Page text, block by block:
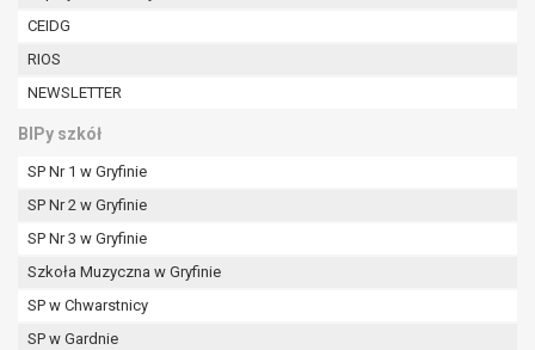
CEIDG
RIOS
NEWSLETTER
BIPy szkół
SP Nr 1 w Gryfinie
SP Nr 2 w Gryfinie
SP Nr 3 w Gryfinie
Szkoła Muzyczna w Gryfinie
SP w Chwarstnicy
SP w Gardnie